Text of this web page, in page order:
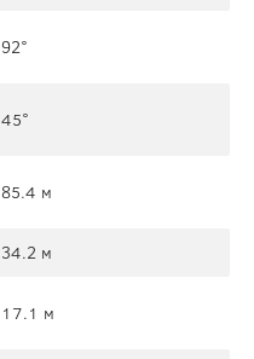
92°
45°
85.4 м
34.2 м
17.1 м